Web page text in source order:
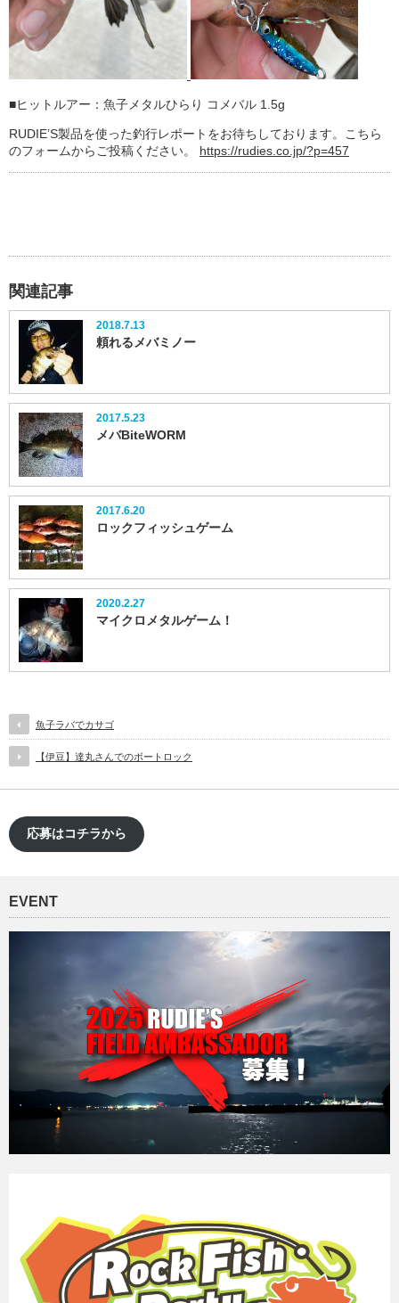
■ヒットルアー：魚子メタルひらり コメバル 1.5g
RUDIE’S製品を使った釣行レポートをお待ちしております。こちら
のフォームからご投稿ください。 https://rudies.co.jp/?p=457
関連記事
2018.7.13
頼れるメバミノー
2017.5.23
メバBiteWORM
2017.6.20
ロックフィッシュゲーム
2020.2.27
マイクロメタルゲーム！
魚子ラバでカサゴ
【伊豆】達丸さんでのボートロック
応募はコチラから
EVENT